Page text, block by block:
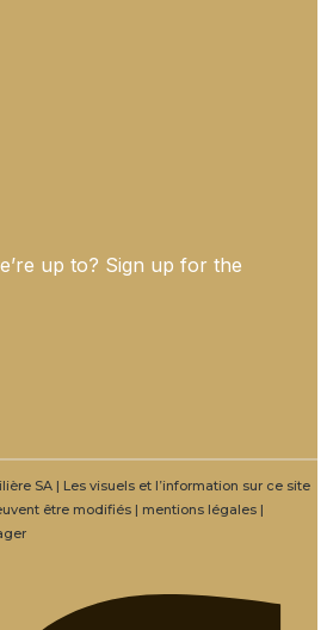
up to? Sign up for the
SA | Les visuels et l’information sur ce site
être modifiés | mentions légales |